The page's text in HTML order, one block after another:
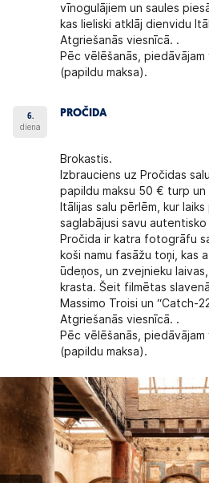
vīnogulājiem un saules
kas lieliski atklāj dienvidu
Atgriešanās viesnīcā. .
Pēc vēlēšanās, piedāvājam
(papildu maksa).
6.
diena
PROČIDA
Brokastis.
Izbrauciens uz Pročidas
papildu maksu 50 € turp
Itālijas salu pērlēm, kur
saglabājusi savu autentisko
Pročida ir katra fotogrāfu
koši namu fasāžu toņi, kas
ūdeņos, un zvejnieku
krasta. Šeit filmētas
Massimo Troisi un “Catch-
Atgriešanās viesnīcā. .
Pēc vēlēšanās, piedāvājam
(papildu maksa).